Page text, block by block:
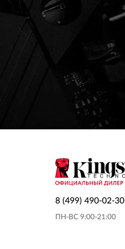
8 (499) 490-02-30
ПН-ВС 9:00-21:00